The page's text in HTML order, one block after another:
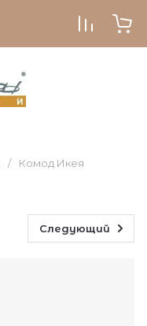
/ Комод Икея
Следующий